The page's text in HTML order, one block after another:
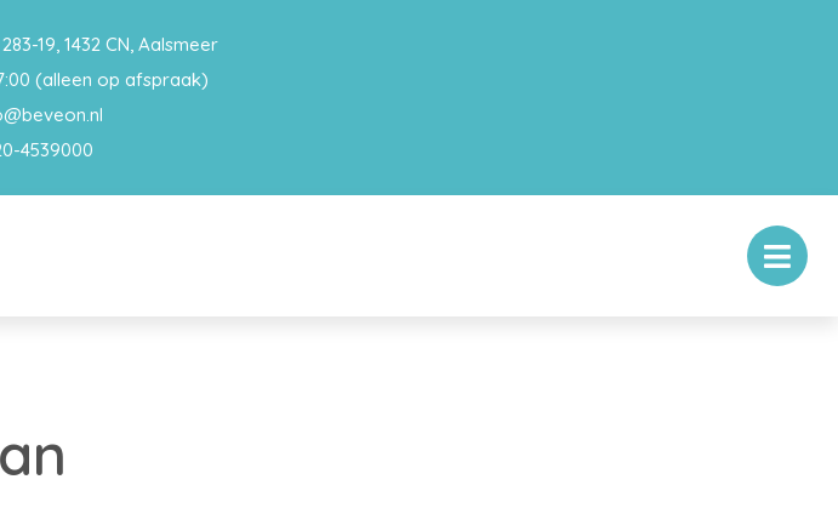
19, 1432 CN, Aalsmeer
(alleen op afspraak)
4539000